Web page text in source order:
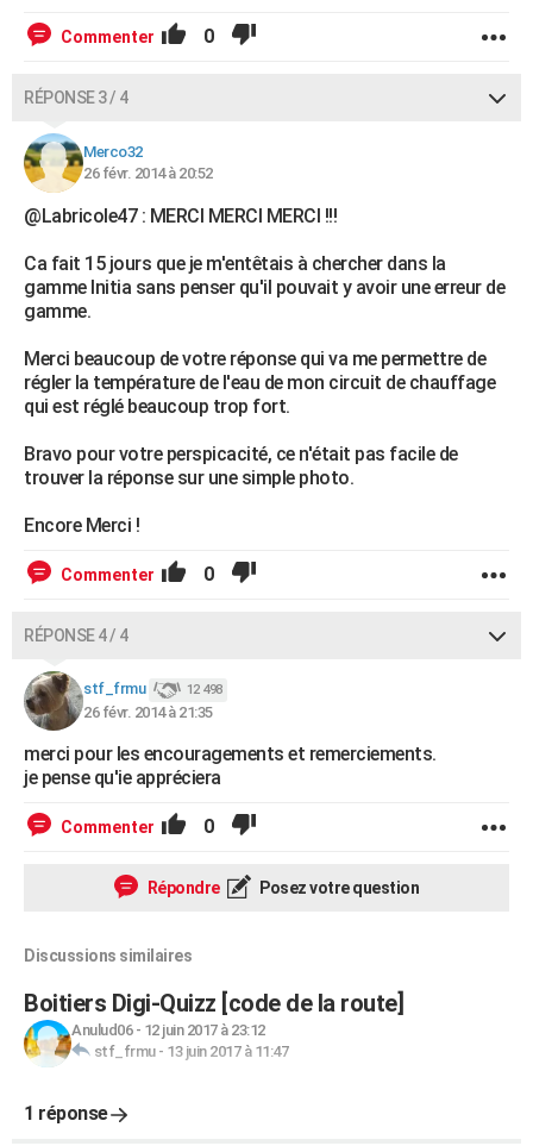
Commenter 0
RÉPONSE 3 / 4
Merco32
26 févr. 2014 à 20:52
@Labricole47 : MERCI MERCI MERCI !!!
Ca fait 15 jours que je m'entêtais à chercher dans la
gamme Initia sans penser qu'il pouvait y avoir une erreur de
gamme.
Merci beaucoup de votre réponse qui va me permettre de
régler la température de l'eau de mon circuit de chauffage
qui est réglé beaucoup trop fort.
Bravo pour votre perspicacité, ce n'était pas facile de
trouver la réponse sur une simple photo.
Encore Merci !
Commenter 0
RÉPONSE 4 / 4
stf_frmu 12 498
26 févr. 2014 à 21:35
merci pour les encouragements et remerciements.
je pense qu'ie appréciera
Commenter 0
Répondre Posez votre question
Discussions similaires
Boitiers Digi-Quizz [code de la route]
Anulud06- 12 juin 2017 à 23:12
stf_frmu- 13 juin 2017 à 11:47
1 réponse